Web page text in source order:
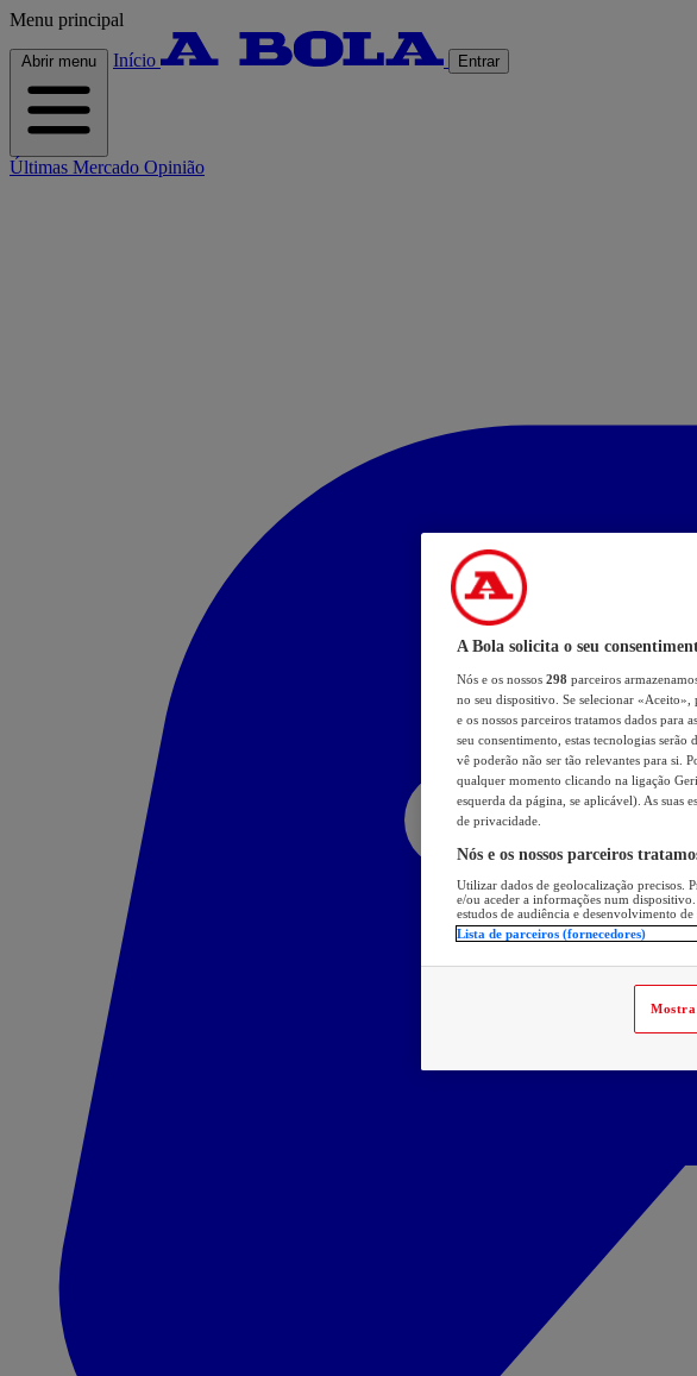
Menu principal
Abrir menu Início Entrar
Últimas Mercado Opinião
A Bola solicita o seu
Nós e os nossos 298 parceiros
no seu dispositivo. Se selecionar «Aceito»,
e os nossos parceiros tratamos dados para
seu consentimento, estas tecnologias serão
vê poderão não ser tão relevantes para si.
qualquer momento clicando na ligação
esquerda da página, se aplicável). As suas
de privacidade.
Nós e os nossos parceiros
Utilizar dados de geolocalização precisos.
e/ou aceder a informações num
estudos de audiência e desenvolvimento de
Lista de parceiros (fornecedores)